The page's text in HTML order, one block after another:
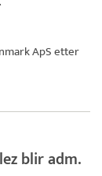
ApSetter
blir adm.